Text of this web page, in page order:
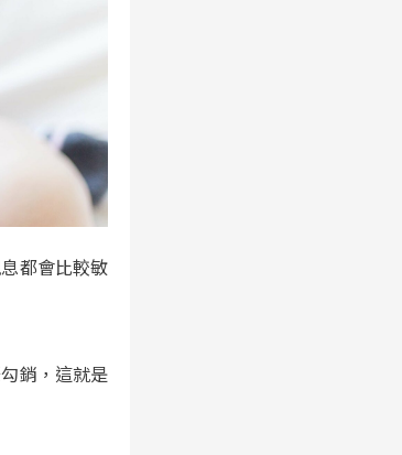
都會比較敏
銷，這就是